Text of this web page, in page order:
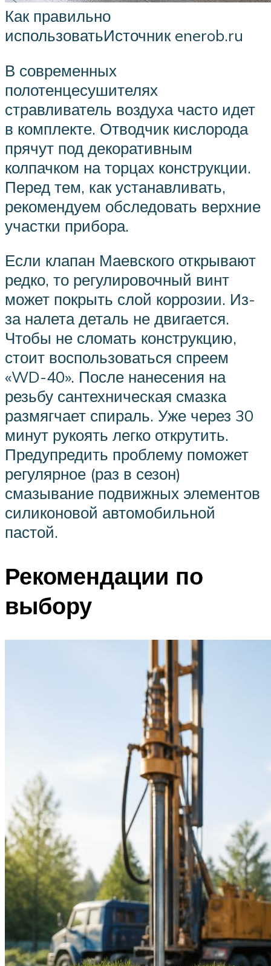
Как правильно
использоватьИсточник enerob.ru
В современных
полотенцесушителях
стравливатель воздуха часто идет
в комплекте. Отводчик кислорода
прячут под декоративным
колпачком на торцах конструкции.
Перед тем, как устанавливать,
рекомендуем обследовать верхние
участки прибора.
Если клапан Маевского открывают
редко, то регулировочный винт
может покрыть слой коррозии. Из-
за налета деталь не двигается.
Чтобы не сломать конструкцию,
стоит воспользоваться спреем
«WD-40». После нанесения на
резьбу сантехническая смазка
размягчает спираль. Уже через 30
минут рукоять легко открутить.
Предупредить проблему поможет
регулярное (раз в сезон)
смазывание подвижных элементов
силиконовой автомобильной
пастой.
Рекомендации по
выбору